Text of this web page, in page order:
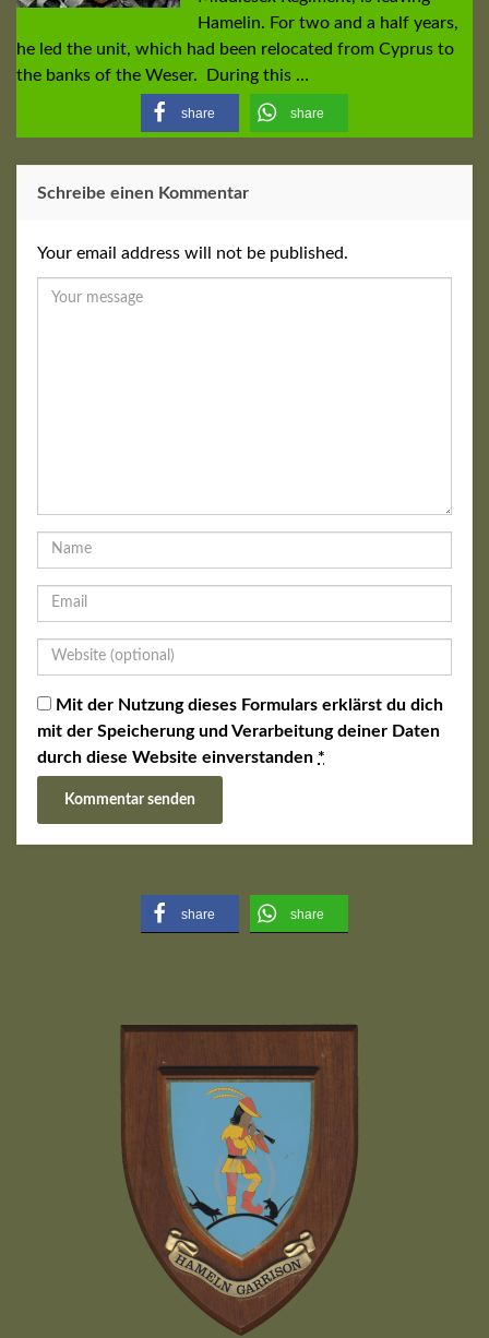
Hamelin. For two and a half years,
he led the unit, which had been relocated from Cyprus to
the banks of the Weser. During this …
share share
Schreibe einen Kommentar
Your email address will not be published.
Mit der Nutzung dieses Formulars erklärst du dich
mit der Speicherung und Verarbeitung deiner Daten
durch diese Website einverstanden *
share share